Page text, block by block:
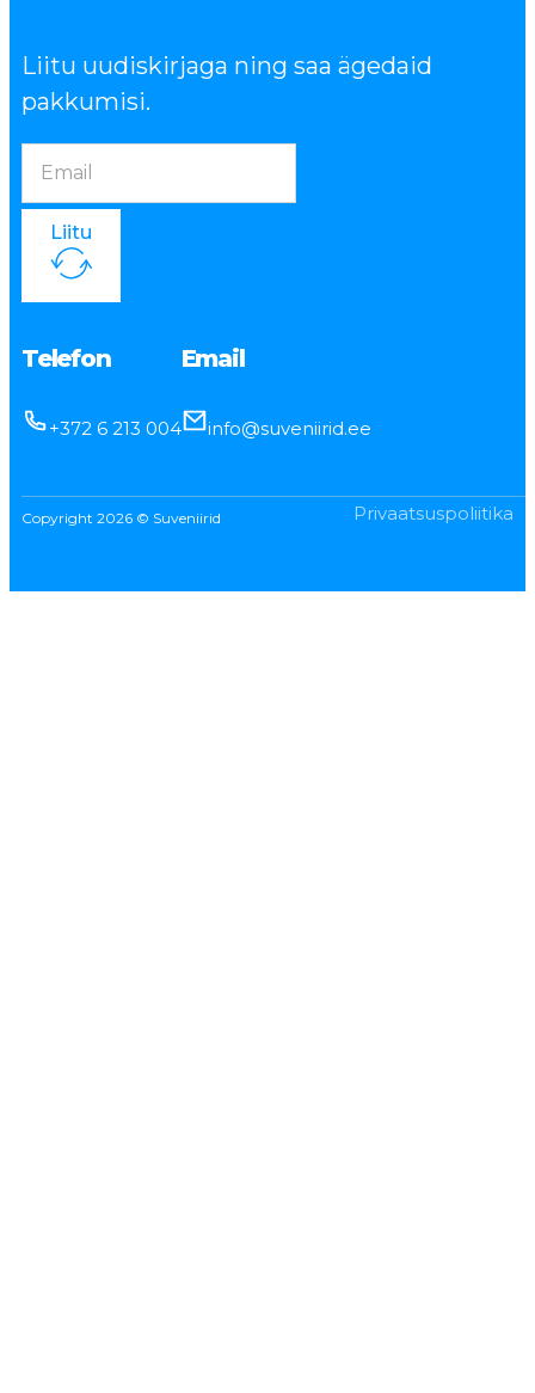
Liitu uudiskirjaga ning saa ägedaid
pakkumisi.
Liitu
Telefon
+372 6 213 004
Email
info@suveniirid.ee
Copyright 2026 © Suveniirid Privaatsuspoliitika